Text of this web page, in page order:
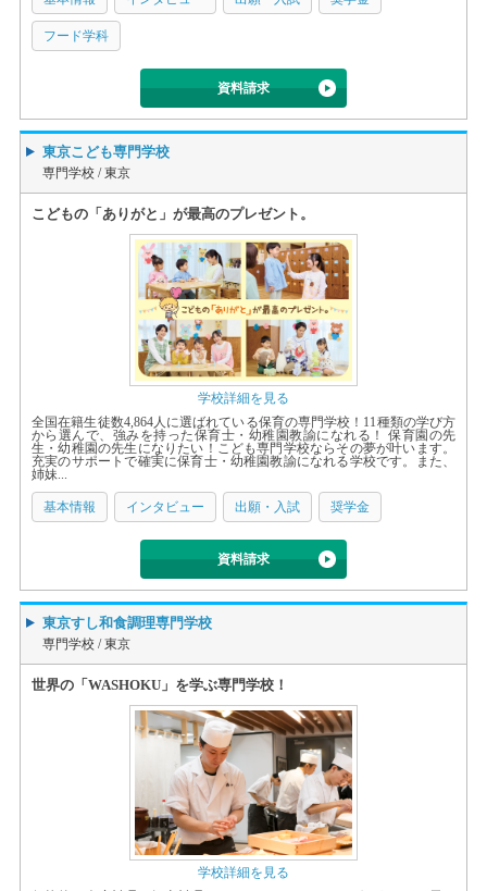
フード学科
資料請求
東京こども専門学校
専門学校 /東京
こどもの「ありがと」が最高のプレゼント。
学校詳細を見る
全国在籍生徒数4,864人に選ばれている保育の専門学校！11種類の学び方
から選んで、強みを持った保育士・幼稚園教諭になれる！ 保育園の先
生・幼稚園の先生になりたい！こども専門学校ならその夢が叶います。
充実のサポートで確実に保育士・幼稚園教諭になれる学校です。また、
姉妹...
基本情報 インタビュー 出願・入試 奨学金
資料請求
東京すし和食調理専門学校
専門学校 /東京
世界の「WASHOKU」を学ぶ専門学校！
学校詳細を見る